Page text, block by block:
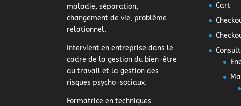
maladie, séparation,
changement de vie, problème
relationnel.
Intervient en entreprise dans le
cadre de la gestion du bien-être
au travail et la gestion des
risques psycho-sociaux.
Formatrice en techniques
Cart